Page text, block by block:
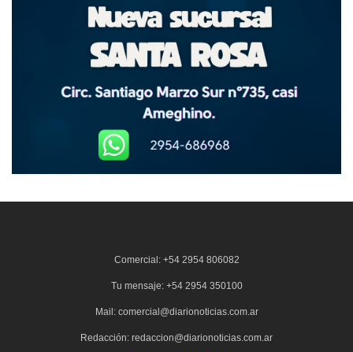
Comercial: +54 2954 806082
Tu mensaje: +54 2954 350100
Mail: comercial@diarionoticias.com.ar
Redacción: redaccion@diarionoticias.com.ar